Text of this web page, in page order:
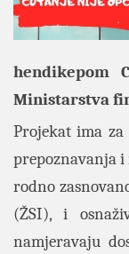
hendikepom
Ministarstva
Projekat ima
prepoznavanja
rodno
(ŽSI), i
namjeravaju